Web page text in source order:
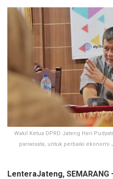
Wakil Ketua DPRD Jateng Heri
pariwisata, untuk perbaiki ekonomi
LenteraJateng, SEMARANG